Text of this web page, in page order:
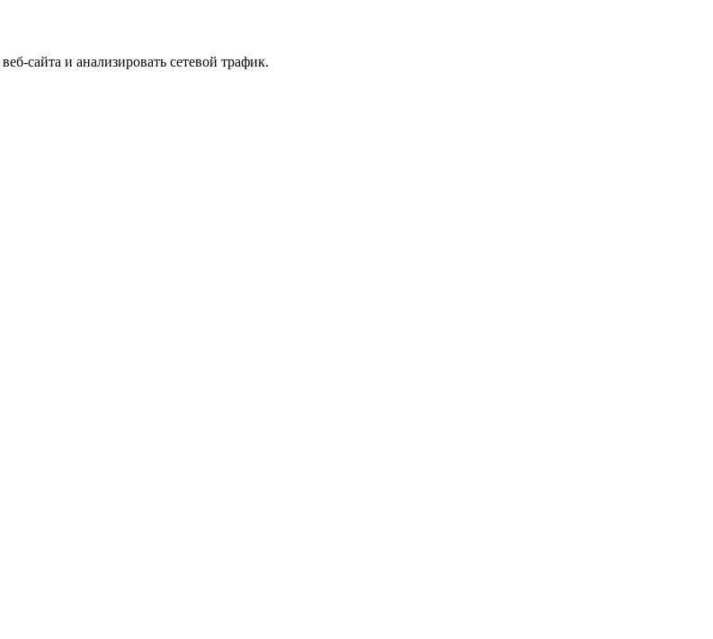
сайта и анализировать сетевой трафик.